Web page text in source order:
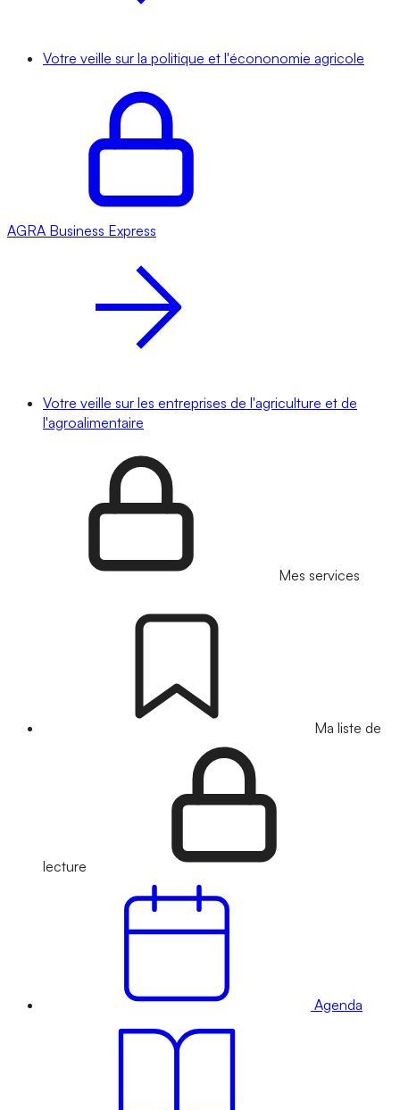
Votre veille sur la politique et l'écononomie agricole
AGRA Business Express
Votre veille sur les entreprises de l'agriculture et de
l'agroalimentaire
Mes services
Ma liste de
lecture
Agenda